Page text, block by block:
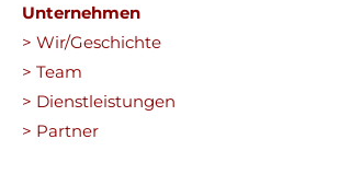
Unternehmen
> Wir/Geschichte
> Team
> Dienstleistungen
> Partner